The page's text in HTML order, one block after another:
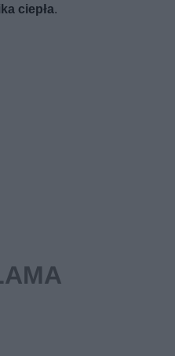
ciepła.